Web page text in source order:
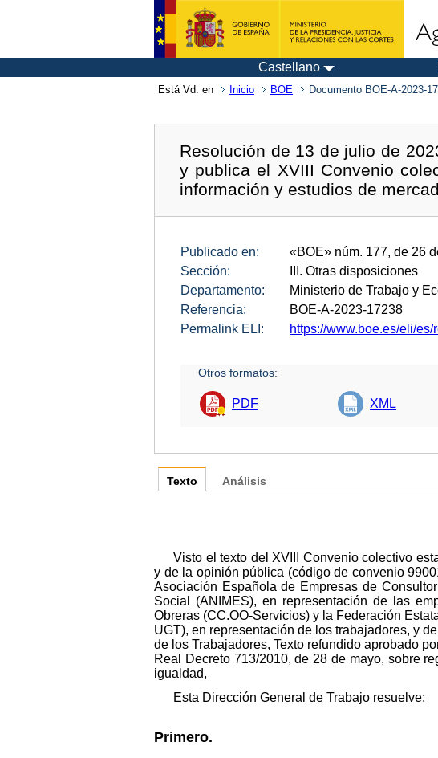
Castellano
Está Vd. en Inicio BOE Documento BOE-A-2023-
Resolución de 13 de julio de
y publica el XVIII Convenio
información y estudios de
Publicado en: «BOE» núm. 177, de 26
Sección:
III. Otras disposiciones
Departamento:
Ministerio de Trabajo y
Referencia:
BOE-A-2023-17238
Permalink ELI:
https://www.boe.es/eli/
Otros formatos:
PDF XML
Texto
Visto el texto del XVIII Convenio colectivo
y de la opinión pública (código de convenio
Asociación Española de Empresas de
Social (ANIMES), en representación de las
Obreras (CC.OO-Servicios) y la Federación
UGT), en representación de los trabajadores, y
de los Trabajadores, Texto refundido aprobado
Real Decreto 713/2010, de 28 de mayo, sobre
igualdad,
Esta Dirección General de Trabajo resuelve:
Primero.
Análisis